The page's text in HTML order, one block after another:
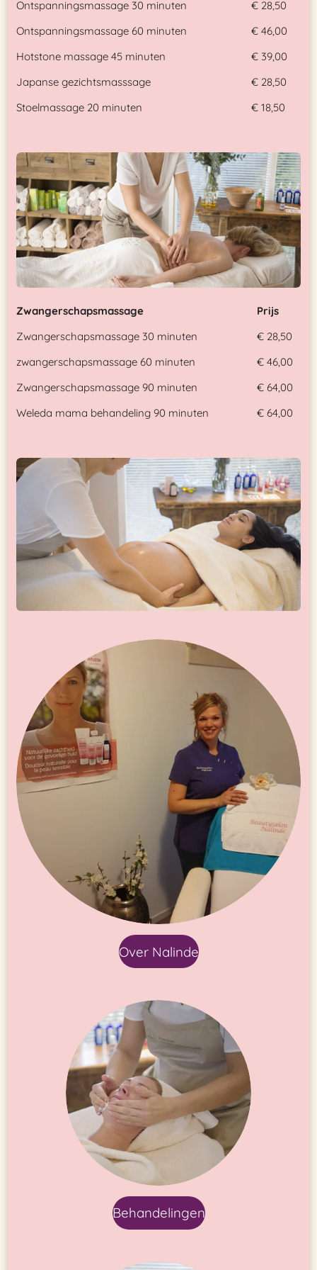
Ontspanningsmassage 30 minuten
€ 28,50
Ontspanningsmassage 60 minuten
€ 46,00
Hotstone massage 45 minuten
€ 39,00
Japanse gezichtsmasssage
€ 28,50
Stoelmassage 20 minuten
€ 18,50
Zwangerschapsmassage
Prijs
Zwangerschapsmassage 30 minuten
€ 28,50
zwangerschapsmassage 60 minuten
€ 46,00
Zwangerschapsmassage 90 minuten
€ 64,00
Weleda mama behandeling 90 minuten
€ 64,00
Over Nalinde
Behandelingen